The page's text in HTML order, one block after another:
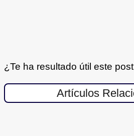
¿Te ha resultado útil este
Artículos